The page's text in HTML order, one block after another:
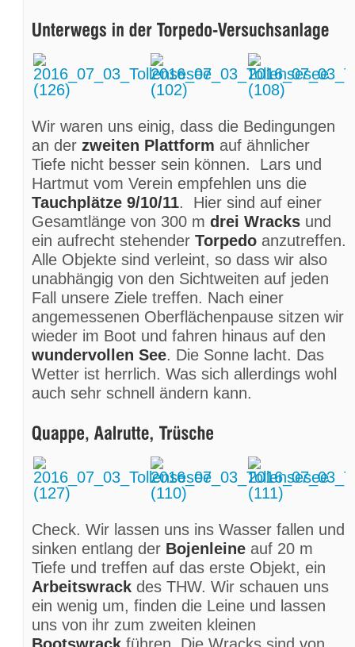
Wir waren uns einig, dass die Bedingungen
an der zweiten Plattform auf ähnlicher
Tiefe nicht besser sein können. Lars und
Hartmut vom Verein empfehlen uns die
Tauchplätze 9/10/11. Hier sind auf einer
Gesamtlänge von 300 m drei Wracks und
ein aufrecht stehender Torpedo anzutreffen.
Alle Objekte sind verleint, so dass wir also
unabhängig von den Sichtweiten auf jeden
Fall unsere Ziele treffen. Nach einer
angemessenen Oberflächenpause sitzen wir
wieder im Boot und fahren hinaus auf den
wundervollen See. Die Sonne lacht. Das
Wetter ist herrlich. Was sich allerdings wohl
auch sehr schnell ändern kann.
Check. Wir lassen uns ins Wasser fallen und
sinken entlang der Bojenleine auf 20 m
Tiefe und treffen auf das erste Objekt, ein
Arbeitswrack des THW. Wir schauen uns
ein wenig um, finden die Leine und lassen
uns von ihr zum zweiten kleinen